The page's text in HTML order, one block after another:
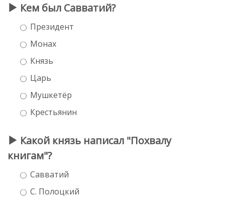
Кем был Савватий?
Президент
Монах
Князь
Царь
Мушкетёр
Крестьянин
Какой князь написал "Похвалу
книгам"?
Савватий
С. Полоцкий